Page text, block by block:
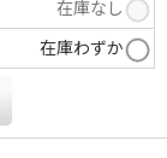
在庫なし
在庫わずか